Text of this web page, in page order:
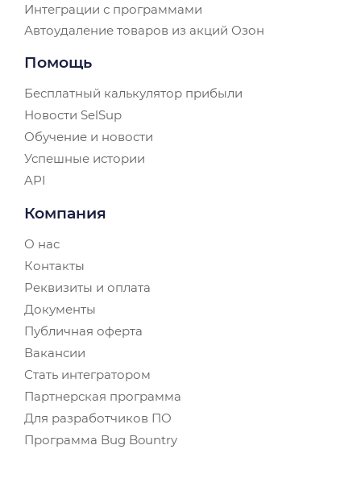
Интеграции с программами
Автоудаление товаров из акций Озон
Помощь
Бесплатный калькулятор прибыли
Новости SelSup
Обучение и новости
Успешные истории
API
Компания
О нас
Контакты
Реквизиты и оплата
Документы
Публичная оферта
Вакансии
Стать интегратором
Партнерская программа
Для разработчиков ПО
Программа Bug Bountry